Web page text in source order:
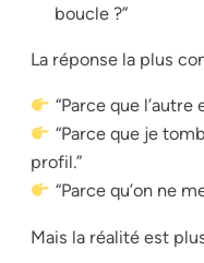
boucle ?”
La réponse la plus
“Parce que l’autre
“Parce que je
profil.”
“Parce qu’on ne
Mais la réalité est